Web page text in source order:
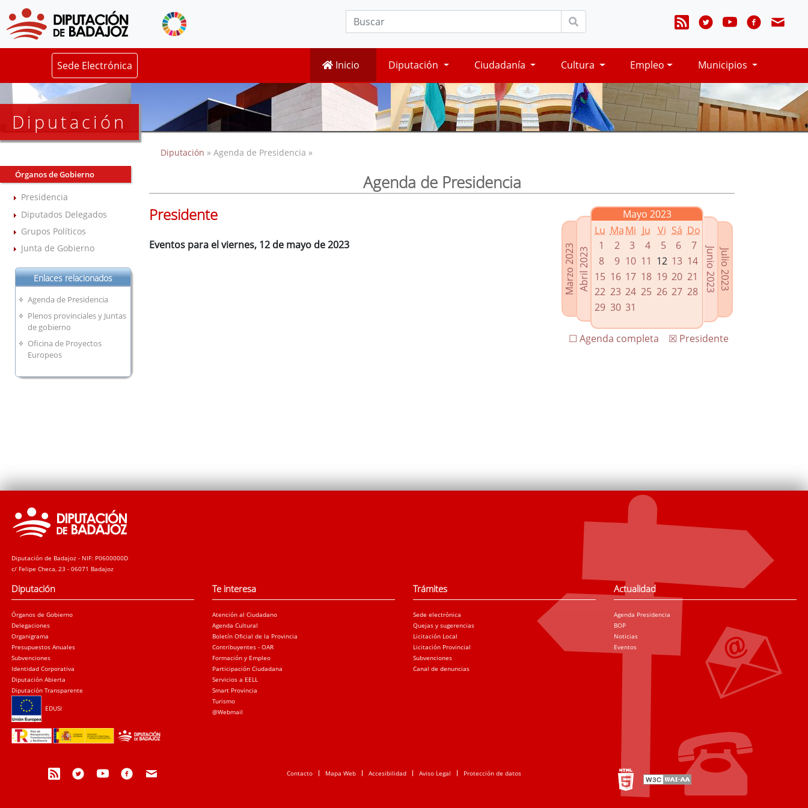
Sede Electrónica Inicio Diputación Ciudadanía Cultura Empleo Municipios
Diputación
Órganos de Gobierno
Presidencia
Diputados Delegados
Grupos Políticos
Junta de Gobierno
Enlaces relacionados
Agenda de Presidencia
Plenos provinciales y Juntas
de gobierno
Oficina de Proyectos
Europeos
Diputación » Agenda de Presidencia »
Agenda de Presidencia
Marzo 2023Abril 2023
Mayo 2023
Lu MaMi Ju Vi Sá Do
1
2 3 4 5 6
7
8
9 10 11 12 13 14
15 16 17 18 19 20 21
22 23 24 25 26 27 28
29 30 31
Julio 2023
Junio 2023
☒ Presidente
☐ Agenda completa
Presidente
Eventos para el viernes, 12 de mayo de 2023
Diputación de Badajoz - NIF: P0600000D
c/ Felipe Checa, 23 - 06071 Badajoz
Diputación
Órganos de Gobierno
Delegaciones
Organigrama
Presupuestos Anuales
Subvenciones
Identidad Corporativa
Diputación Abierta
Diputación Transparente
EDUSI
Te interesa
Atención al Ciudadano
Agenda Cultural
Boletín Oficial de la Provincia
Contribuyentes - OAR
Formación y Empleo
Participación Ciudadana
Servicios a EELL
Smart Provincia
Turismo
@Webmail
Trámites
Sede electrónica
Quejas y sugerencias
Licitación Local
Licitación Provincial
Subvenciones
Canal de denuncias
Actualidad
Agenda Presidencia
BOP
Noticias
Eventos
Contacto Mapa Web Accesibilidad Aviso Legal Protección de datos